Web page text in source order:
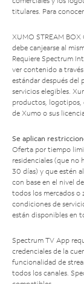
titulares. Para
XUMO STREAM
debe canjearse al
Requiere Spectrum
ver contenido a
estándar después del
servicios elegibles.
productos, logotipos,
de Xumo o sus
Se aplican
Oferta por tiempo
residenciales (que no
30 días) y que estén
con base en el nivel
todos los mercados o
condiciones de
están disponibles en
Spectrum TV App
credenciales de la
funcionalidad de
todos los canales.